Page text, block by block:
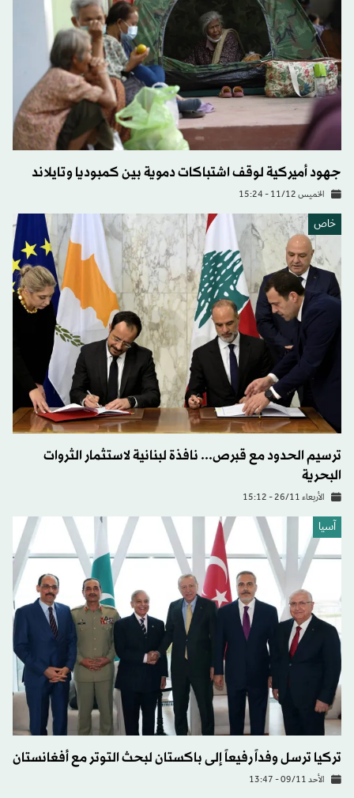
جهود أميركية لوقف اشتباكات دموية بين كمبوديا وتايلاند
الخميس 11/12 - 15:24
خاص
ترسيم الحدود مع قبرص... نافذة لبنانية لاستثمار الثروات
البحرية
الأربعاء 26/11 - 15:12
آسيا
تركيا ترسل وفداً رفيعاً إلى باكستان لبحث التوتر مع أفغانستان
الأحد 09/11 - 13:47